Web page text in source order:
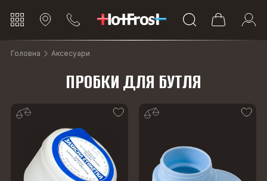
Головна Аксесуари
ПРОБКИ ДЛЯ БУТЛЯ